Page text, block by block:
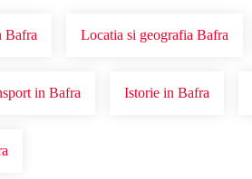
Bafra Locatia si geografia Bafra
in Bafra Istorie in Bafra